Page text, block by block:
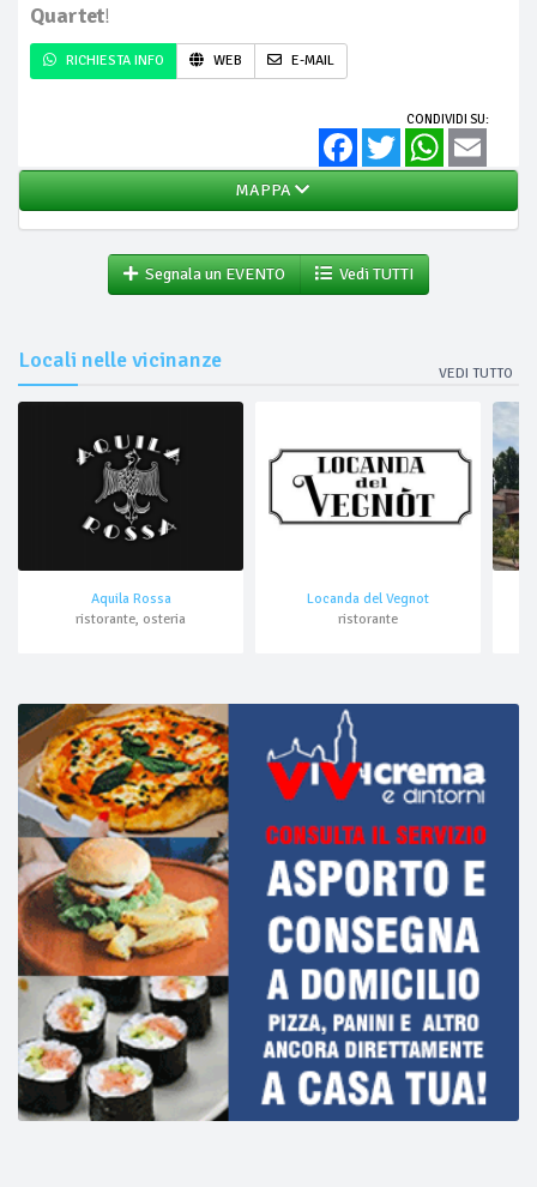
Quartet!
RICHIESTA INFO WEB E-MAIL
CONDIVIDI SU:
FacebookTwitter WhatsApp
MAPPA
Segnala un EVENTO Vedi TUTTI
Locali nelle vicinanze
VEDI TUTTO
Aquila Rossa
ristorante, osteria
Locanda del Vegnot
ristorante